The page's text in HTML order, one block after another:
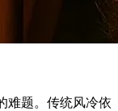
难题。传统风冷依